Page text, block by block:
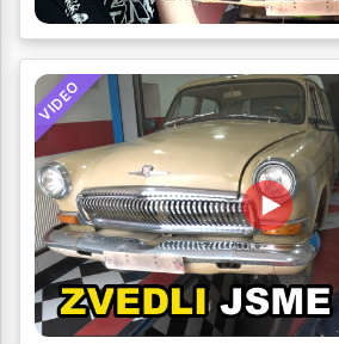
VIDEO